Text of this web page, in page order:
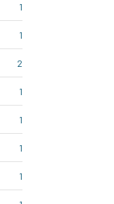
1
1
2
1
1
1
1